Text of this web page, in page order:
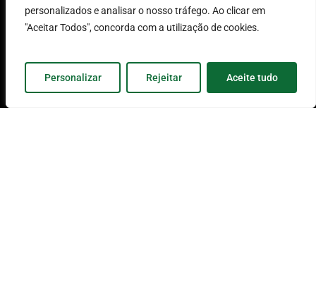
personalizados e analisar o nosso tráfego. Ao clicar em
"Aceitar Todos", concorda com a utilização de cookies.
Personalizar Rejeitar Aceite tudo
Condições de
Utilização